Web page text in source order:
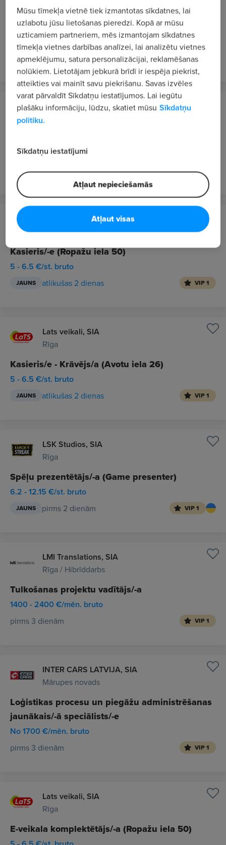
Pārdevējs/-a - konsultants/-e (ONNINEN
EXPRESS Rīga, Dārzciema iela 39)
1300 - 1700 €/mēn. bruto
atlikusi 1 diena VIP 2
BF-ESSE, SIA
No 1500 €/mēn. bruto
JAUNS vakardien VIP 1
Lats veikali, SIA
Rīga
Kasieris/-e (Ropažu iela 50)
5 - 6.5 €/st. bruto
JAUNS atlikušas 2 dienas VIP 1
Lats veikali, SIA
Rīga
Kasieris/e - Krāvējs/a (Avotu iela 26)
5 - 6.5 €/st. bruto
JAUNS atlikušas 2 dienas VIP 1
LSK Studios, SIA
Rīga
Spēļu prezentētājs/-a (Game presenter)
6.2 - 12.15 €/st. bruto
JAUNS pirms 2 dienām VIP 1
LMI Translations, SIA
Rīga / Hibrīddarbs
Tulkošanas projektu vadītājs/-a
1400 - 2400 €/mēn. bruto
pirms 3 dienām VIP 1
INTER CARS LATVIJA, SIA
Mārupes novads
Loģistikas procesu un piegāžu administrēšanas
jaunākais/-ā speciālists/-e
No 1700 €/mēn. bruto
pirms 3 dienām VIP 1
Lats veikali, SIA
Rīga
E-veikala komplektētājs/-a (Ropažu iela 50)
Mūsu tīmekļa vietnē tiek izmantotas sīkdatnes, lai
uzlabotu jūsu lietošanas pieredzi. Kopā ar mūsu
uzticamiem partneriem, mēs izmantojam sīkdatnes
tīmekļa vietnes darbības analīzei, lai analizētu vietnes
apmeklējumu, satura personalizācijai, reklamēšanas
nolūkiem. Lietotājam jebkurā brīdī ir iespēja piekrist,
atteikties vai mainīt savu piekrišanu. Savas izvēles
varat pārvaldīt Sīkdatņu iestatījumos. Lai iegūtu
plašāku informāciju, lūdzu, skatiet mūsu Sīkdatņu
politiku.
Sīkdatņu iestatījumi
Atļaut nepieciešamās
Atļaut visas